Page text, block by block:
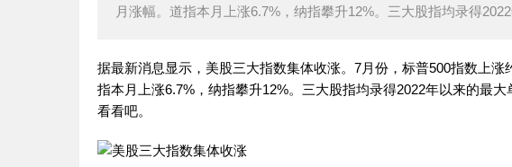
月涨幅。道指本月上涨6.7%，纳指攀升12%。三大股指均录得
据最新消息显示，美股三大指数集体收涨。7月份，标普500指数上
指本月上涨6.7%，纳指攀升12%。三大股指均录得2022年以来的最
看看吧。